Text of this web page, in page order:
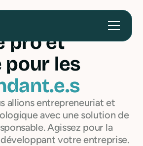
pro et
pour les
allions entrepreneuriat et
avec une solution de
Agissez pour la
votre entreprise.